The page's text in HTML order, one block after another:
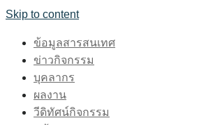
Skip to content
ข้อมูลสารสนเทศ
ข่าวกิจกรรม
บุคลากร
ผลงาน
วีดิทัศน์กิจกรรม